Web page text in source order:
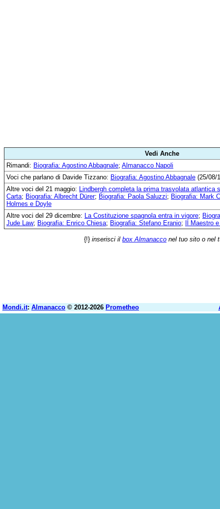
Vedi Anche
Rimandi: Biografia: Agostino Abbagnale; Almanacco Napoli
Voci che parlano di Davide Tizzano: Biografia: Agostino Abbagnale (25/08/
Altre voci del 21 maggio: Lindbergh completa la prima trasvolata atlantica
Carta; Biografia: Albrecht Dürer; Biografia: Paola Saluzzi; Biografia: Mark
Holmes e Doyle
Altre voci del 29 dicembre: La Costituzione spagnola entra in vigore;
Jude Law; Biografia: Enrico Chiesa; Biografia: Stefano Eranio; Il Maestro
{!} inserisci il box Almanacco nel tuo sito o nel
Mondi.it: Almanacco © 2012-2026 Prometheo